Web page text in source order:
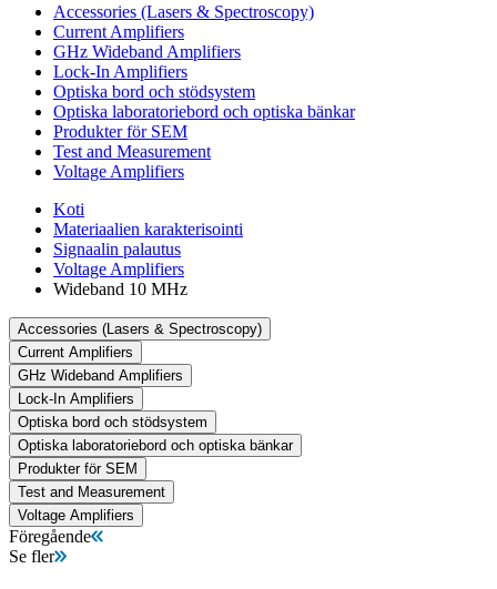
Accessories (Lasers & Spectroscopy)
Current Amplifiers
GHz Wideband Amplifiers
Lock-In Amplifiers
Optiska bord och stödsystem
Optiska laboratoriebord och optiska bänkar
Produkter för SEM
Test and Measurement
Voltage Amplifiers
Koti
Materiaalien karakterisointi
Signaalin palautus
Voltage Amplifiers
Wideband 10 MHz
Accessories (Lasers & Spectroscopy)
Current Amplifiers
GHz Wideband Amplifiers
Lock-In Amplifiers
Optiska bord och stödsystem
Optiska laboratoriebord och optiska bänkar
Produkter för SEM
Test and Measurement
Voltage Amplifiers
Föregående
Se fler